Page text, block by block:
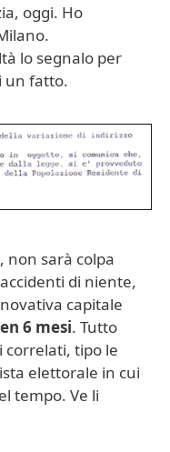
oggi. Ho
lo segnalo per
un fatto.
non sarà colpa
di niente,
capitale
6 mesi. Tutto
correlati, tipo le
elettorale in cui
tempo. Ve li